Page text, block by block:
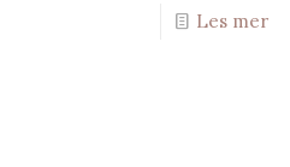
Les mer